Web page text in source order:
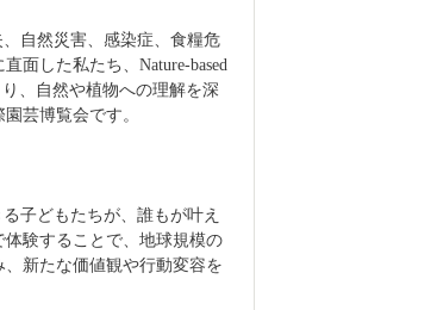
自然災害、感染症、食糧危
面した私たち、Nature-based
、自然や植物への理解を深
芸博覧会です。
子どもたちが、誰もが叶え
験することで、地球規模の
新たな価値観や行動変容を